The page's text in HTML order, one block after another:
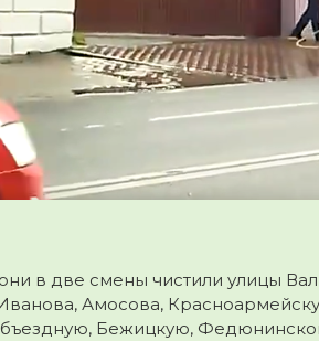
в две смены чистили улицы
Амосова,
Бежицкую,